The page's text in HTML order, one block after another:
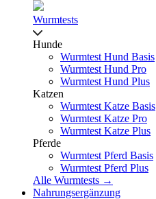
Wurmtests
Hunde
Wurmtest Hund Basis
Wurmtest Hund Pro
Wurmtest Hund Plus
Katzen
Wurmtest Katze Basis
Wurmtest Katze Pro
Wurmtest Katze Plus
Pferde
Wurmtest Pferd Basis
Wurmtest Pferd Plus
Alle Wurmtests →
Nahrungsergänzung